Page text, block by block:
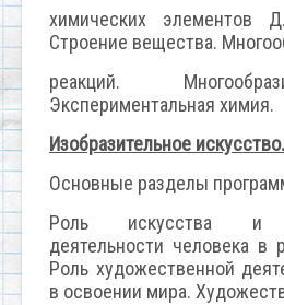
химических элементов
Строение вещества.
реакций.
Экспериментальная химия.
Изобразительное искусство.
Основные разделы
Роль искусства и
деятельности человека в
Роль художественной
в освоении мира.